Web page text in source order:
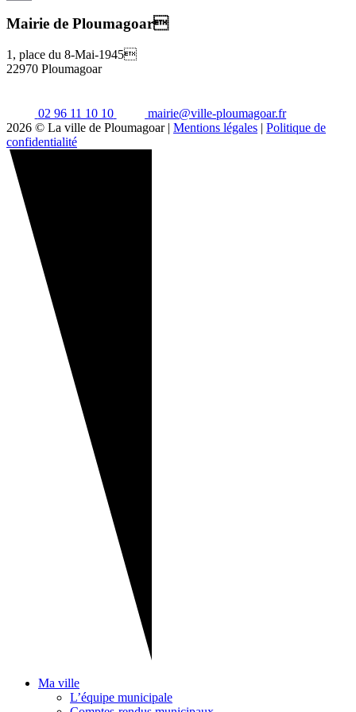
Mairie de Ploumagoar
1, place du 8-Mai-1945
22970 Ploumagoar
02 96 11 10 10
mairie@ville-ploumagoar.fr
2026 © La ville de Ploumagoar | Mentions légales | Politique de
confidentialité
Ma ville
L’équipe municipale